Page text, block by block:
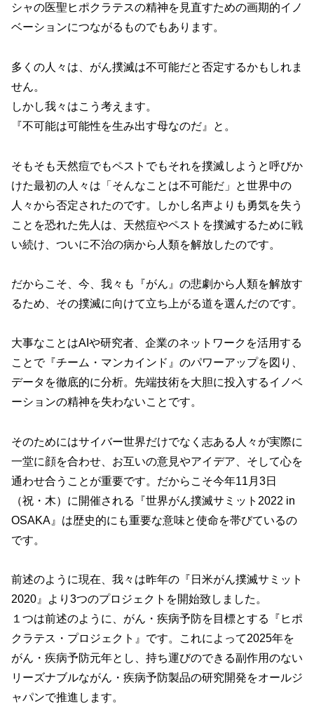
シャの医聖ヒポクラテスの精神を見直すための画期的イノ
ベーションにつながるものでもあります。
多くの人々は、がん撲滅は不可能だと否定するかもしれま
せん。
しかし我々はこう考えます。
『不可能は可能性を生み出す母なのだ』と。
そもそも天然痘でもペストでもそれを撲滅しようと呼びか
けた最初の人々は「そんなことは不可能だ」と世界中の
人々から否定されたのです。しかし名声よりも勇気を失う
ことを恐れた先人は、天然痘やペストを撲滅するために戦
い続け、ついに不治の病から人類を解放したのです。
だからこそ、今、我々も『がん』の悲劇から人類を解放す
るため、その撲滅に向けて立ち上がる道を選んだのです。
大事なことはAIや研究者、企業のネットワークを活用する
ことで『チーム・マンカインド』のパワーアップを図り、
データを徹底的に分析。先端技術を大胆に投入するイノベ
ーションの精神を失わないことです。
そのためにはサイバー世界だけでなく志ある人々が実際に
一堂に顔を合わせ、お互いの意見やアイデア、そして心を
通わせ合うことが重要です。だからこそ今年11月3日
（祝・木）に開催される『世界がん撲滅サミット2022 in
OSAKA』は歴史的にも重要な意味と使命を帯びているの
です。
前述のように現在、我々は昨年の『日米がん撲滅サミット
2020』より3つのプロジェクトを開始致しました。
１つは前述のように、がん・疾病予防を目標とする『ヒポ
クラテス・プロジェクト』です。これによって2025年を
がん・疾病予防元年とし、持ち運びのできる副作用のない
リーズナブルながん・疾病予防製品の研究開発をオールジ
ャパンで推進します。